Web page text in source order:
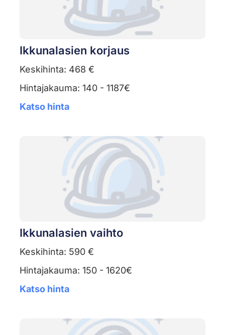
Ikkunalasien korjaus
Keskihinta: 468 €
Hintajakauma: 140 - 1187€
Katso hinta
Ikkunalasien vaihto
Keskihinta: 590 €
Hintajakauma: 150 - 1620€
Katso hinta